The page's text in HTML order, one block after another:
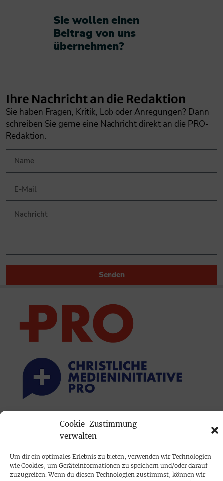
Cookie-Zustimmung
verwalten
Um dir ein optimales Erlebnis zu bieten, verwenden wir Technologien
wie Cookies, um Geräteinformationen zu speichern und/oder darauf
zuzugreifen. Wenn du diesen Technologien zustimmst, können wir
Sie wollen einen
Beitrag von uns
übernehmen?​
Ihre Nachricht an die Redaktion
Sie haben Fragen, Kritik, Lob oder Anregungen? Dann
schreiben Sie gerne eine Nachricht direkt an die PRO-
Redaktion.
Senden
PRINTAUSGABE
Mediadaten
PROKOMPAKT